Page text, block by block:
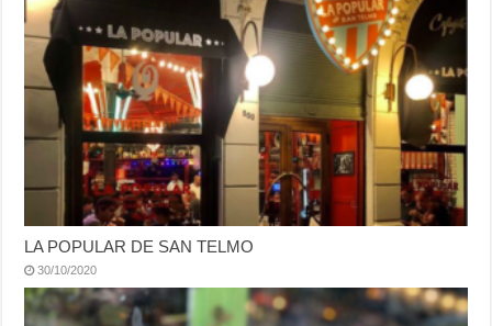
LA POPULAR DE SAN TELMO
30/10/2020